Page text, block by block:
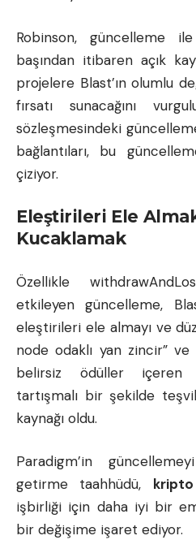
Robinson, güncelleme
başından itibaren açık
projelere Blast’ın olumlu
fırsatı sunacağını
sözleşmesindeki
bağlantıları, bu
çiziyor.
Eleştirileri Ele
Kucaklamak
Özellikle
etkileyen güncelleme,
eleştirileri ele almayı ve
node odaklı yan zincir” ve
belirsiz ödüller içeren
tartışmalı bir şekilde
kaynağı oldu.
Paradigm’in
getirme taahhüdü, kripto
işbirliği için daha iyi bir
bir değişime işaret ediyor.